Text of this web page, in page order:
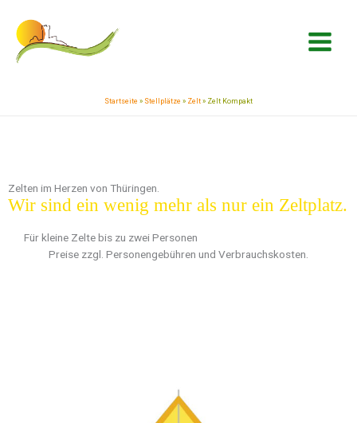
springen
Inhalt
springen
Startseite » Stellplätze » Zelt » Zelt Kompakt
Zelten im Herzen von Thüringen.
Wir sind ein wenig mehr als nur ein Zeltplatz.
Für kleine Zelte bis zu zwei Personen
Preise zzgl. Personengebühren und Verbrauchskosten.